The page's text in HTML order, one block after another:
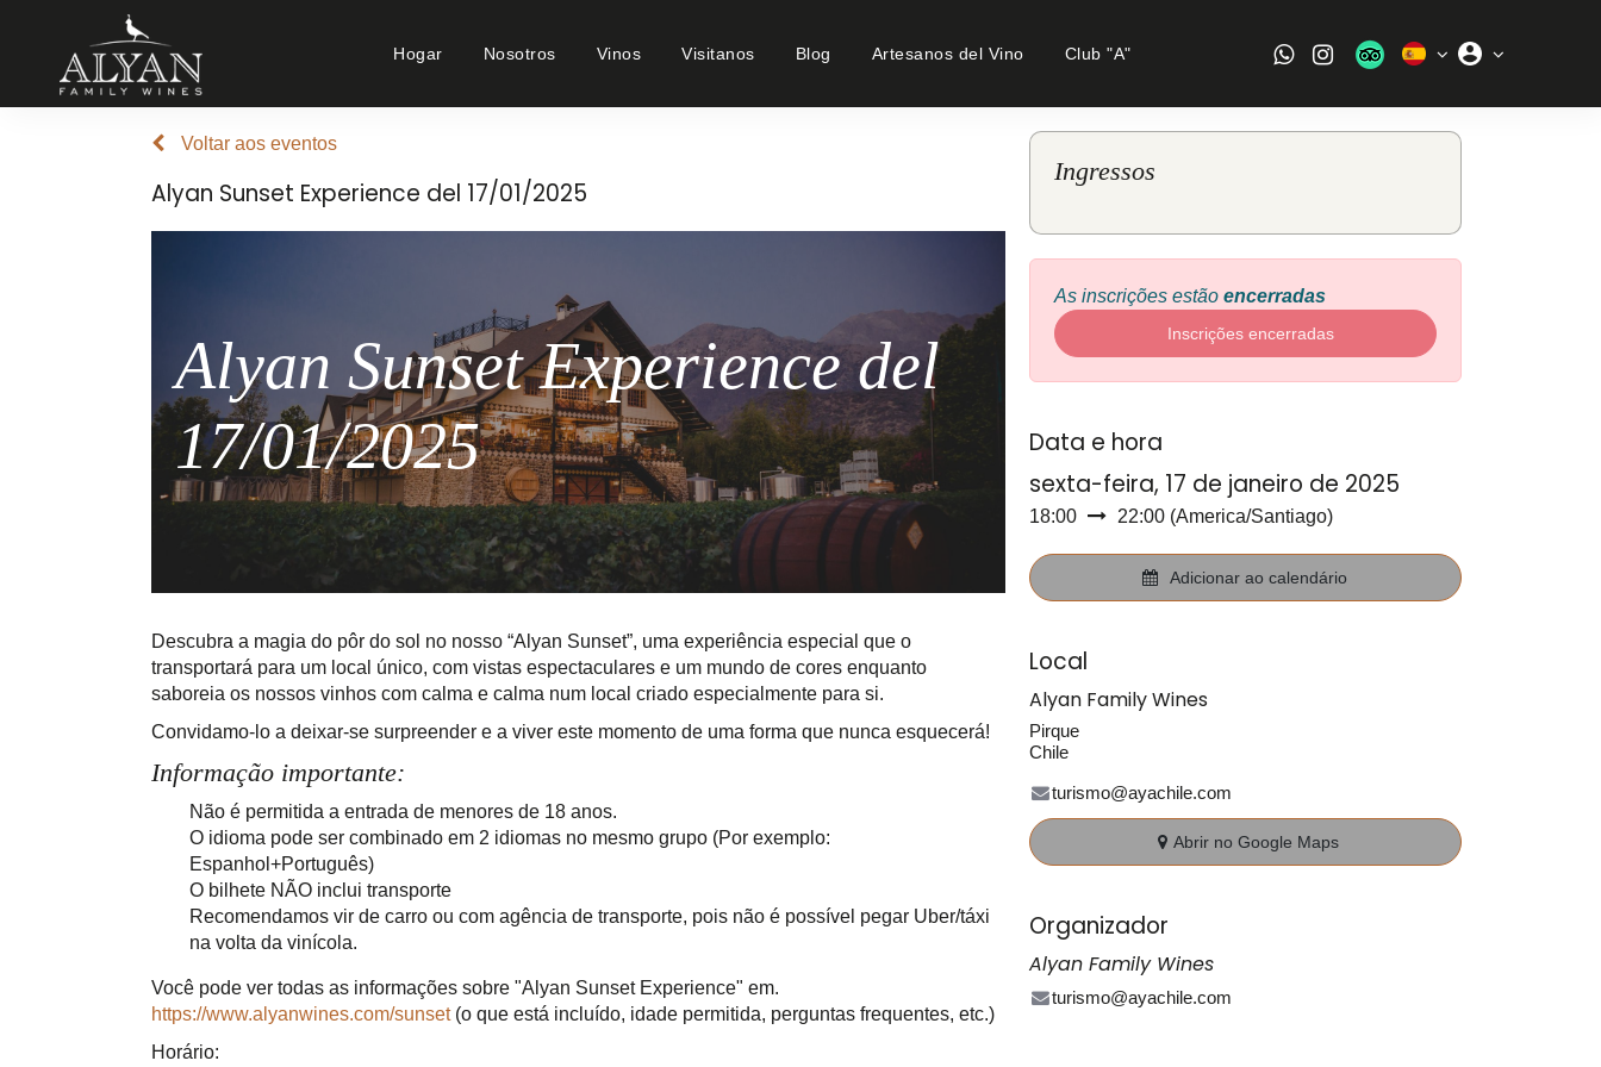
Hogar Nosotros Vinos Visitanos Blog Artesanos del Vino Club "A"
Voltar aos eventos
Alyan Sunset Experience del 17/01/2025
Alyan Sunset Experience del
17/01/2025
Descubra a magia do pôr do sol no nosso “Alyan Sunset”, uma experiência especial que o
transportará para um local único, com vistas espectaculares e um mundo de cores enquanto
saboreia os nossos vinhos com calma e calma num local criado especialmente para si.
Convidamo-lo a deixar-se surpreender e a viver este momento de uma forma que nunca esquecerá!
Informação importante:
Não é permitida a entrada de menores de 18 anos.
O idioma pode ser combinado em 2 idiomas no mesmo grupo (Por exemplo:
Espanhol+Português)
O bilhete NÃO inclui transporte
Recomendamos vir de carro ou com agência de transporte, pois não é possível pegar Uber/táxi
na volta da vinícola.
Você pode ver todas as informações sobre "Alyan Sunset Experience" em.
https://www.alyanwines.com/sunset(o que está incluído, idade permitida, perguntas frequentes, etc.)
Horário:
Ingressos
As inscrições estão encerradas
Inscrições encerradas
Data e hora
sexta-feira, 17 de janeiro de 2025
18:00 22:00(America/Santiago)
Adicionar ao calendário
Local
Alyan Family Wines
Pirque
Chile
turismo@ayachile.com
Abrir no Google Maps
Organizador
Alyan Family Wines
turismo@ayachile.com